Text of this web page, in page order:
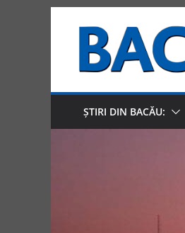
content
ȘTIRI DIN BACĂU: